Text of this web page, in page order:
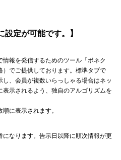
設定が可能です。】
報を発信するためのツール「ボネク
でご提供しております。標準タブで
、会員が複数いらっしゃる場合はネッ
表示されるよう、独自のアルゴリズムを
に表示されます。
なります。告示日以降に順次情報が更